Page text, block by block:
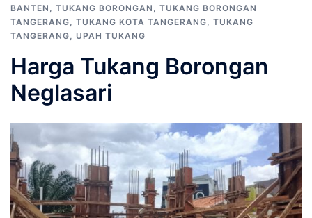
BANTEN , TUKANG BORONGAN , TUKANG BORONGAN
TANGERANG, TUKANG KOTA TANGERANG, TUKANG
TANGERANG, UPAH TUKANG
Harga Tukang Borongan
Neglasari